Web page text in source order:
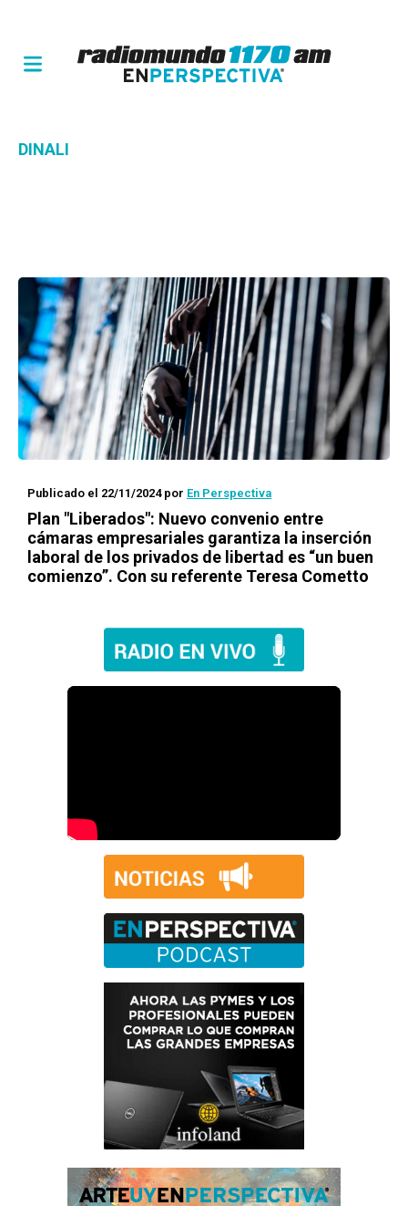
DINALI
Publicado el 22/11/2024por En Perspectiva
Plan "Liberados": Nuevo convenio entre
cámaras empresariales garantiza la inserción
laboral de los privados de libertad es “un buen
comienzo”. Con su referente Teresa Cometto